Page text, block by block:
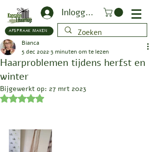
AFSPRAAK MAKEN
Inloggen
Haarproblemen tijdens herfst en
winter
Bianca
5 dec 2022 3 minuten om te lezen
Bijgewerkt op: 27 mrt 2023
Beoordeeld met NaN uit 5 sterren.